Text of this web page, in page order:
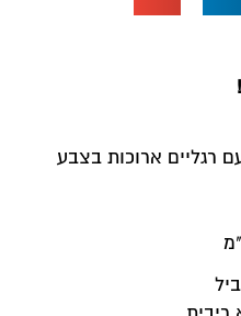
רגליים ארוכות בצבע